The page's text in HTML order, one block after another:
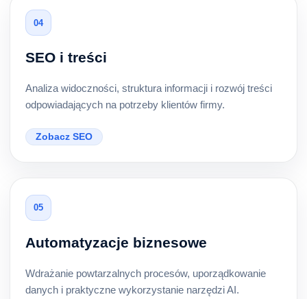
04
SEO i treści
Analiza widoczności, struktura informacji i rozwój treści
odpowiadających na potrzeby klientów firmy.
Zobacz SEO
05
Automatyzacje biznesowe
Wdrażanie powtarzalnych procesów, uporządkowanie
danych i praktyczne wykorzystanie narzędzi AI.